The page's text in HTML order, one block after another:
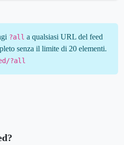
?all a qualsiasi URL del feed
senza il limite di 20 elementi.
?all